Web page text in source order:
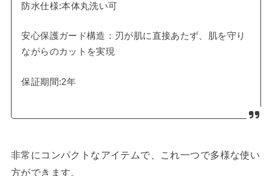
防水仕様:本体丸洗い可
安心保護ガード構造：刃が肌に直接あたず、肌を守り
ながらのカットを実現
保証期間:2年
非常にコンパクトなアイテムで、これ一つで多様な使い
方ができます。